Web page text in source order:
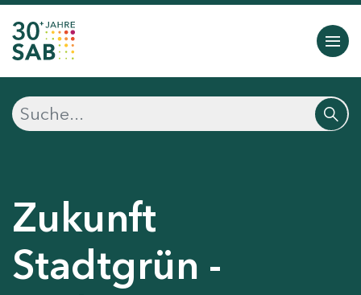
Zukunft
Stadtgrün -